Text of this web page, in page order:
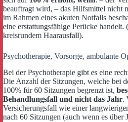
beauftragt wird, – das Hilfsmittel nicht
im Rahmen eines akuten Notfalls
eine erstattungsfähige Perücke handelt.
kreisrundem Haarausfall).
Psychotherapie, Vorsorge, ambulante
Bei der Psychotherapie gibt es eine
Die Anzahl der Sitzungen, welche bei
100% für 60 Sitzungen begrenzt ist,
Behandlungsfall und nicht das Jahr.
Versicherungsfall wie einer
nach 60 Sitzungen (auch wenn es über